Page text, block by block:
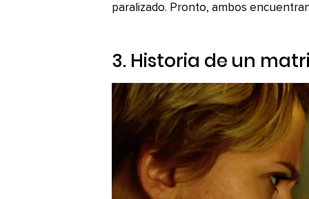
paralizado. Pronto, ambos
3. Historia de un